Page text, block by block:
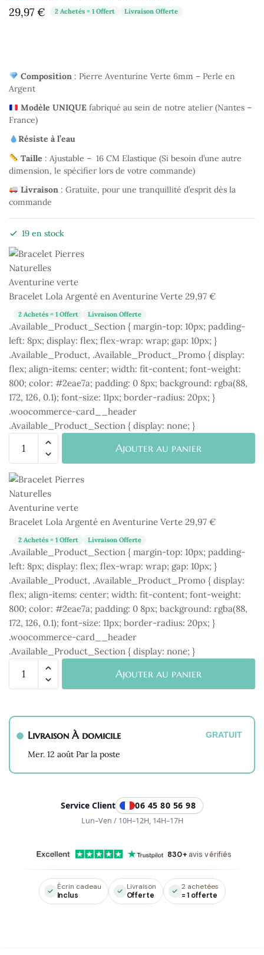
29,97 € 2 Achetés = 1 Offert Livraison Offerte
Composition: Pierre Aventurine Verte 6mm – Perle en
Argent
Modèle UNIQUE fabriqué au sein de notre atelier (Nantes –
France)
Résiste à l’eau
Taille : Ajustable – 16 CM Elastique (Si besoin d’une autre
dimension, le spécifier lors de votre commande)
Livraison: Gratuite, pour une tranquillité d’esprit dès la
commande
19 en stock
Bracelet Lola Argenté en Aventurine Verte 29,97 €
2 Achetés = 1 Offert Livraison Offerte
.Available_Product_Section { margin-top: 10px; padding-
left: 8px; display: flex; flex-wrap: wrap; gap: 10px; }
.Available_Product, .Available_Product_Promo { display:
flex; align-items: center; width: fit-content; font-weight:
800; color: #2eae7a; padding: 0 8px; background: rgba(88,
172, 126, 0.1); font-size: 11px; border-radius: 20px; }
.woocommerce-card__header
.Available_Product_Section { display: none; }
Bracelet
Lola
Argenté
en
Aventurine
Verte
Ajouter au panier
Bracelet Lola Argenté en Aventurine Verte 29,97 €
2 Achetés = 1 Offert Livraison Offerte
.Available_Product_Section { margin-top: 10px; padding-
left: 8px; display: flex; flex-wrap: wrap; gap: 10px; }
.Available_Product, .Available_Product_Promo { display:
flex; align-items: center; width: fit-content; font-weight:
800; color: #2eae7a; padding: 0 8px; background: rgba(88,
172, 126, 0.1); font-size: 11px; border-radius: 20px; }
.woocommerce-card__header
.Available_Product_Section { display: none; }
Bracelet
Argenté
en
Aventurine
Ajouter au panier
Livraison À domicile GRATUIT
Mer. 12 août Par la poste
Service Client 06 45 80 56 98
Lun–Ven / 10H–12H, 14H–17H
830+avis vérifiés
Écrin cadeau
Inclus
Livraison
Offerte
2 achetées
= 1 offerte